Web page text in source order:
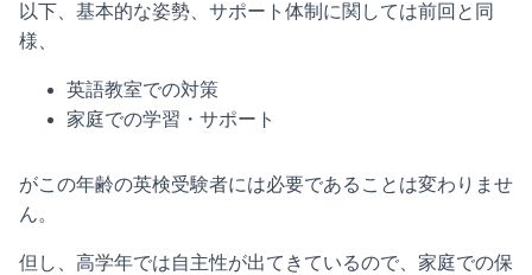
以下、基本的な姿勢、サポート体制に関しては前回と同
様、
英語教室での対策
家庭での学習・サポート
がこの年齢の英検受験者には必要であることは変わりませ
ん。
但し、高学年では自主性が出てきているので、家庭での保